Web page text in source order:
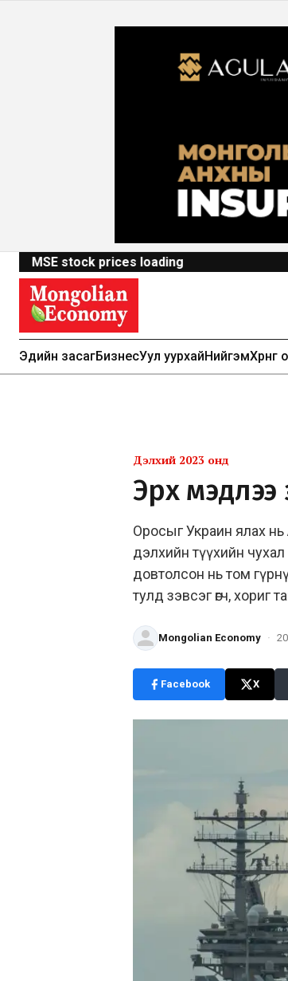
MSE stock prices loading
Эдийн засагБизнесУул уурхайНийгэм
Дэлхий 2023 онд
Эрх мэдлээ
Оросыг Украин ялах
дэлхийн түүхийн
довтолсон нь том
тулд зэвсэг өгч,
Mongolian Economy ·
Facebook X